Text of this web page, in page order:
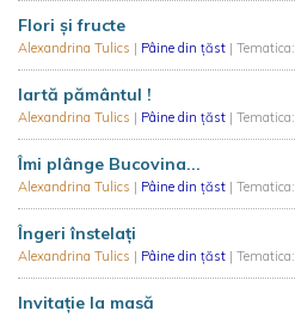
Flori și fructe
Alexandrina Tulics | Pâine din țăst | Tematica:
Iartă pământul !
Alexandrina Tulics | Pâine din țăst | Tematica:
Îmi plânge Bucovina...
Alexandrina Tulics | Pâine din țăst | Tematica:
Îngeri înstelați
Alexandrina Tulics | Pâine din țăst | Tematica:
Invitație la masă